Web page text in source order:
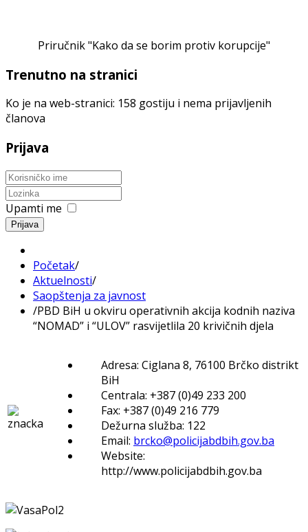
Priručnik "Kako da se borim protiv korupcije"
Trenutno na stranici
Ko je na web-stranici: 158 gostiju i nema prijavljenih
članova
Prijava
Upamti me
Prijava
Početak/
Aktuelnosti/
Saopštenja za javnost
/PBD BiH u okviru operativnih akcija kodnih naziva
“NOMAD” i “ULOV” rasvijetlila 20 krivičnih djela
Adresa: Ciglana 8, 76100 Brčko distrikt
BiH
Centrala: +387 (0)49 233 200
Fax: +387 (0)49 216 779
Dežurna služba: 122
Email: brcko@policijabdbih.gov.ba
Website:
http://www.policijabdbih.gov.ba